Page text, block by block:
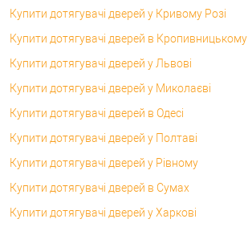
Купити дотягувачі дверей у Кривому Розі
Купити дотягувачі дверей в Кропивницькому
Купити дотягувачі дверей у Львові
Купити дотягувачі дверей у Миколаєві
Купити дотягувачі дверей в Одесі
Купити дотягувачі дверей у Полтаві
Купити дотягувачі дверей у Рівному
Купити дотягувачі дверей в Сумах
Купити дотягувачі дверей у Харкові